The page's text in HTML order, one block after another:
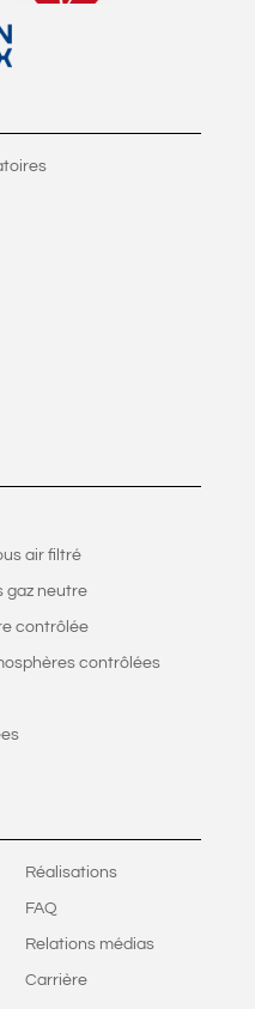
air filtré
gaz neutre
contrôlée
contrôlées
Réalisations
FAQ
Relations médias
Carrière